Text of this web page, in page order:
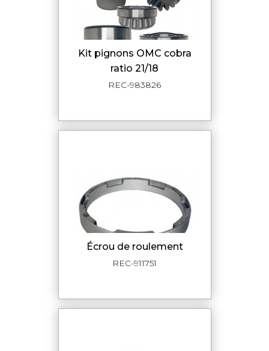
kit pignons OMC cobra
ratio 21/18
REC-983826
écrou de roulement
REC-911751